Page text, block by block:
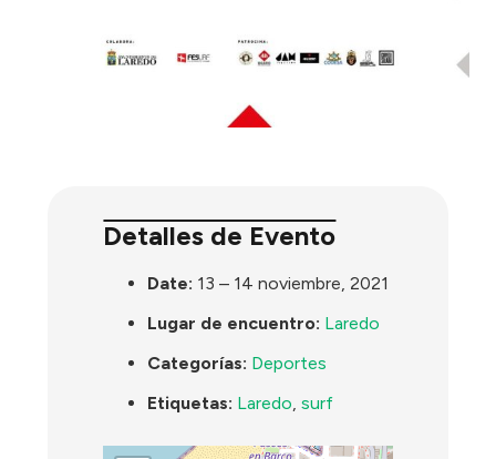
Detalles de Evento
Date: 13 – 14 noviembre, 2021
Lugar de encuentro: Laredo
Categorías: Deportes
Etiquetas: Laredo,surf